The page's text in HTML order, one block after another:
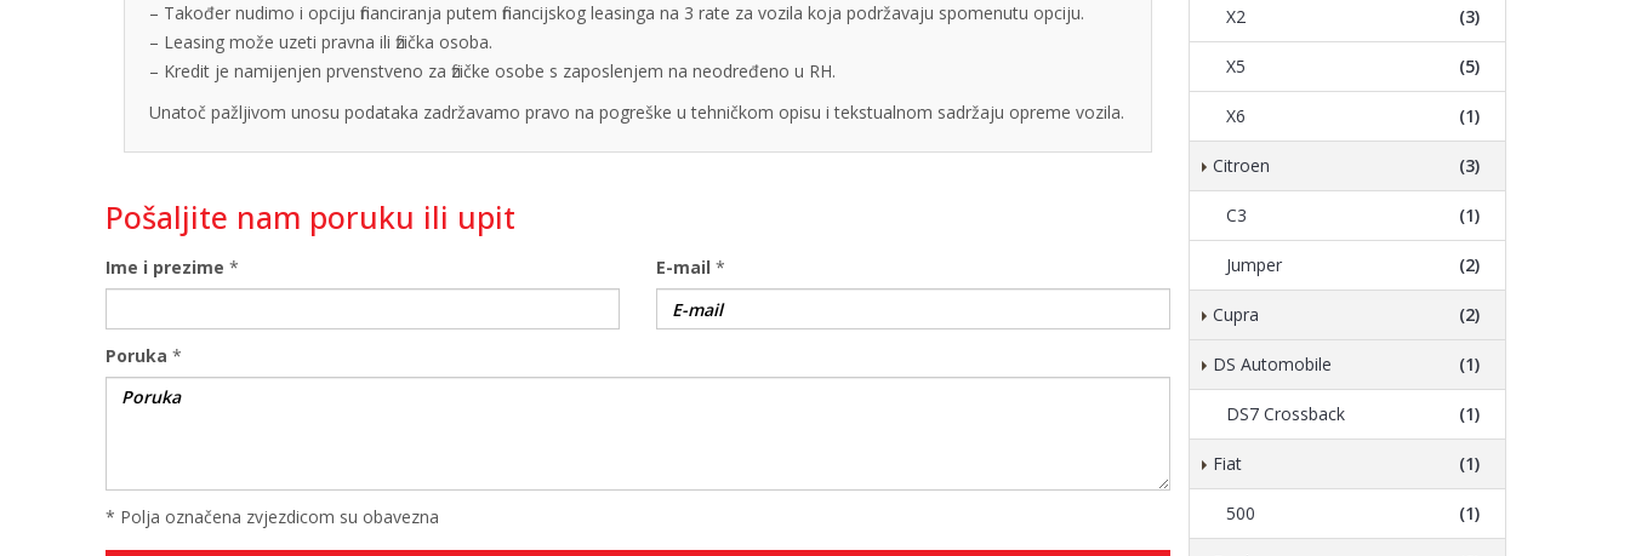
– Također nudimo i opciju financiranja putem financijskog leasinga na 3 rate za vozila koja podržavaju spomenutu opciju.
– Leasing može uzeti pravna ili fizička osoba.
– Kredit je namijenjen prvenstveno za fizičke osobe s zaposlenjem na neodređeno u RH.
Unatoč pažljivom unosu podataka zadržavamo pravo na pogreške u tehničkom opisu i tekstualnom sadržaju opreme vozila.
Pošaljite nam poruku ili upit
Ime i prezime * E-mail *
Poruka *
* Polja označena zvjezdicom su obavezna
X2 (3)
X5 (5)
X6 (1)
Citroen (3)
C3 (1)
Jumper (2)
Cupra (2)
DS Automobile (1)
DS7 Crossback (1)
Fiat (1)
500 (1)